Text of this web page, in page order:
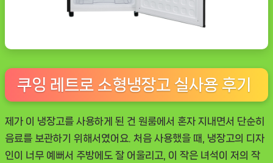
쿠잉 레트로 소형냉장고 실사용 후기
제가 이 냉장고를 사용하게 된 건 원룸에서 혼자 지내면서 단순히
음료를 보관하기 위해서였어요. 처음 사용했을 때, 냉장고의 디자
인이 너무 예뻐서 주방에도 잘 어울리고, 이 작은 녀석이 저의 작